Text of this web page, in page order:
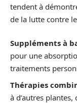
tendent à
de la lutte contre
Suppléments à
pour une
traitements
Thérapies
à d’autres